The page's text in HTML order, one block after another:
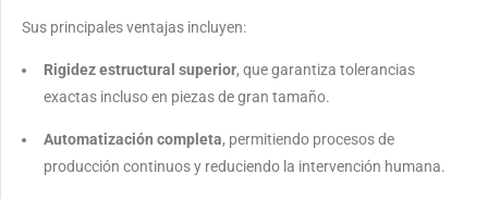
Sus principales ventajas incluyen:
Rigidez estructural superior, que garantiza tolerancias
exactas incluso en piezas de gran tamaño.
Automatización completa, permitiendo procesos de
producción continuos y reduciendo la intervención humana.